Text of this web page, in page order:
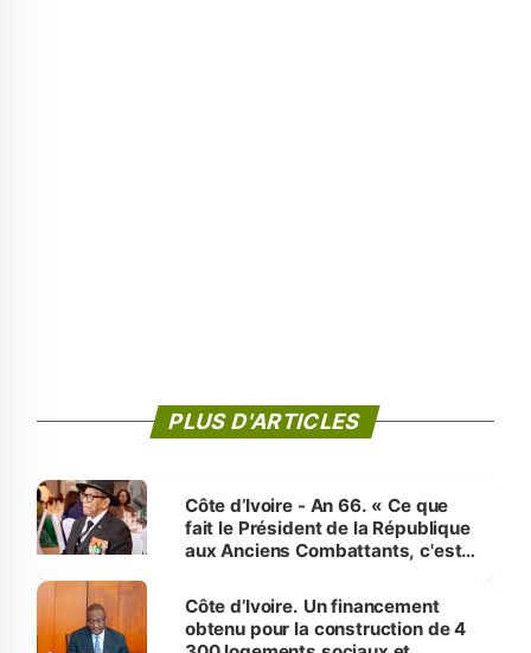
PLUS D'ARTICLES
Côte d’Ivoire - An 66. « Ce que
fait le Président de la République
aux Anciens Combattants, c'est
Côte d’Ivoire. Un financement
obtenu pour la construction de 4